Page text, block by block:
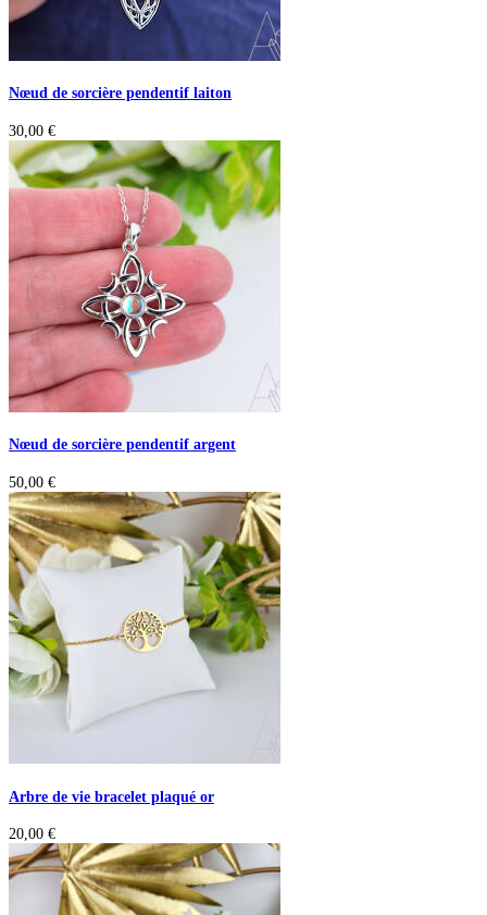
Nœud de sorcière pendentif laiton
30,00 €
Nœud de sorcière pendentif argent
50,00 €
Arbre de vie bracelet plaqué or
20,00 €